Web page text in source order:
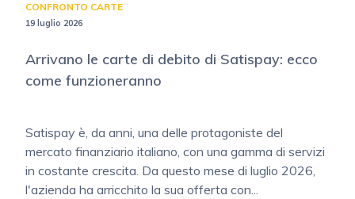
CONFRONTO CARTE
19 luglio 2026
Arrivano le carte di debito di Satispay: ecco
come funzioneranno
Satispay è, da anni, una delle protagoniste del
mercato finanziario italiano, con una gamma di servizi
in costante crescita. Da questo mese di luglio 2026,
l'azienda ha arricchito la sua offerta con...